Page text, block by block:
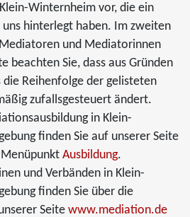
Winternheim vor, die ein
hinterlegt haben. Im zweiten
und Mediatorinnen
beachten Sie, dass aus Gründen
Reihenfolge der gelisteten
zufallsgesteuert ändert.
in Klein-
finden Sie auf unserer Seite
Ausbildung.
und Verbänden in Klein-
finden Sie über die
Seite www.mediation.de